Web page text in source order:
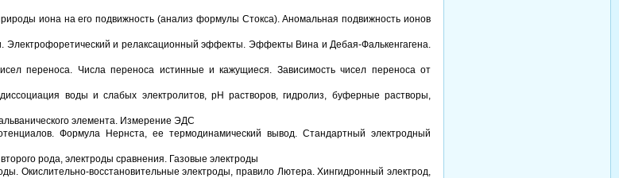
иона на его подвижность (анализ формулы Стокса). Аномальная подвижность ионов
Электрофоретический и релаксационный эффекты. Эффекты Вина и Дебая-Фалькенгагена.
переноса. Числа переноса истинные и кажущиеся. Зависимость чисел переноса от
воды и слабых электролитов, рН растворов, гидролиз, буферные растворы,
элемента. Измерение ЭДС
Формула Нернста, ее термодинамический вывод. Стандартный электродный
рода, электроды сравнения. Газовые электроды
Окислительно-восстановительные электроды, правило Лютера. Хингидронный электрод,